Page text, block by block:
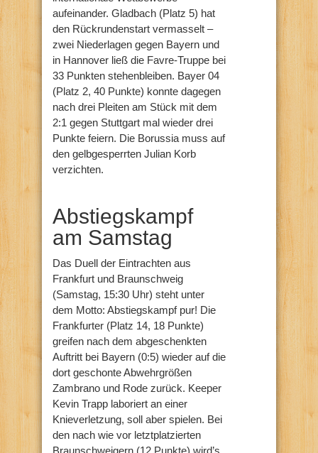
aufeinander. Gladbach (Platz 5) hat
den Rückrundenstart vermasselt –
zwei Niederlagen gegen Bayern und
in Hannover ließ die Favre-Truppe bei
33 Punkten stehenbleiben. Bayer 04
(Platz 2, 40 Punkte) konnte dagegen
nach drei Pleiten am Stück mit dem
2:1 gegen Stuttgart mal wieder drei
Punkte feiern. Die Borussia muss auf
den gelbgesperrten Julian Korb
verzichten.
Abstiegskampf
am Samstag
Das Duell der Eintrachten aus
Frankfurt und Braunschweig
(Samstag, 15:30 Uhr) steht unter
dem Motto: Abstiegskampf pur! Die
Frankfurter (Platz 14, 18 Punkte)
greifen nach dem abgeschenkten
Auftritt bei Bayern (0:5) wieder auf die
dort geschonte Abwehrgrößen
Zambrano und Rode zurück. Keeper
Kevin Trapp laboriert an einer
Knieverletzung, soll aber spielen. Bei
den nach wie vor letztplatzierten
Braunschweigern (12 Punkte) wird’s